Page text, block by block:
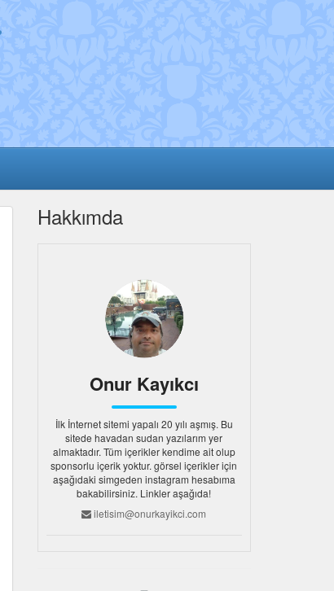
Hakkımda
Onur Kayıkcı
İlk İnternet sitemi yapalı 20 yılı aşmış. Bu
sitede havadan sudan yazılarım yer
almaktadır. Tüm içerikler kendime ait olup
sponsorlu içerik yoktur. görsel içerikler için
aşağıdaki simgeden instagram hesabıma
bakabilirsiniz. Linkler aşağıda!
iletisim@onurkayikci.com